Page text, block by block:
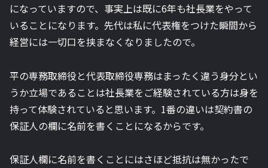
になっていますので、事実上は既に6年も社長業をやって
いることになります。先代は私に代表権をつけた瞬間から
経営には一切口を挟まなくなりましたので。
平の専務取締役と代表取締役専務はまったく違う身分とい
うか立場であることは社長業をご経験されている方は身を
持って体験されていると思います。1番の違いは契約書の
保証人の欄に名前を書くことになるからです。
保証人欄に名前を書くことにはさほど抵抗は無かったで